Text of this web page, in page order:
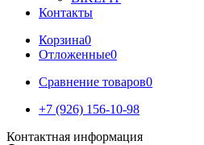
Контакты
Корзина0
Отложенные0
Сравнение товаров0
+7 (926) 156-10-98
Контактная информация